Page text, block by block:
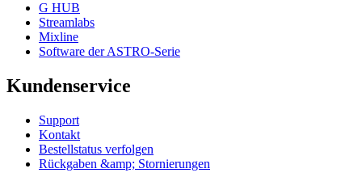
G HUB
Streamlabs
Mixline
Software der ASTRO-Serie
Kundenservice
Support
Kontakt
Bestellstatus verfolgen
Rückgaben &amp; Stornierungen